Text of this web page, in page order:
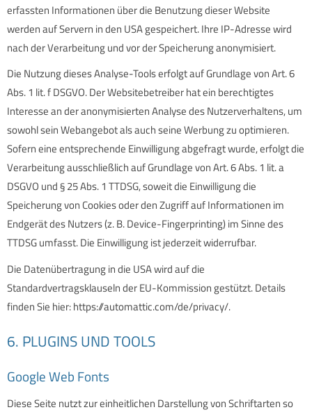
erfassten Informationen über die Benutzung dieser Website
werden auf Servern in den USA gespeichert. Ihre IP-Adresse wird
nach der Verarbeitung und vor der Speicherung anonymisiert.
Die Nutzung dieses Analyse-Tools erfolgt auf Grundlage von Art. 6
Abs. 1 lit. f DSGVO. Der Websitebetreiber hat ein berechtigtes
Interesse an der anonymisierten Analyse des Nutzerverhaltens, um
sowohl sein Webangebot als auch seine Werbung zu optimieren.
Sofern eine entsprechende Einwilligung abgefragt wurde, erfolgt die
Verarbeitung ausschließlich auf Grundlage von Art. 6 Abs. 1 lit. a
DSGVO und § 25 Abs. 1 TTDSG, soweit die Einwilligung die
Speicherung von Cookies oder den Zugriff auf Informationen im
Endgerät des Nutzers (z. B. Device-Fingerprinting) im Sinne des
TTDSG umfasst. Die Einwilligung ist jederzeit widerrufbar.
Die Datenübertragung in die USA wird auf die
Standardvertragsklauseln der EU-Kommission gestützt. Details
finden Sie hier:https://automattic.com/de/privacy/.
6. PLUGINS UND TOOLS
Google Web Fonts
Diese Seite nutzt zur einheitlichen Darstellung von Schriftarten so